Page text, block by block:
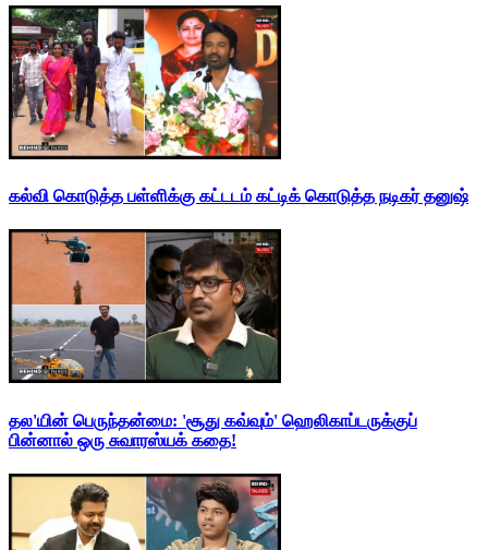
கல்வி கொடுத்த பள்ளிக்கு கட்டடம் கட்டிக் கொடுத்த நடிகர் தனுஷ்
தல'யின் பெருந்தன்மை: 'சூது கவ்வும்' ஹெலிகாப்டருக்குப்
பின்னால் ஒரு சுவாரஸ்யக் கதை!